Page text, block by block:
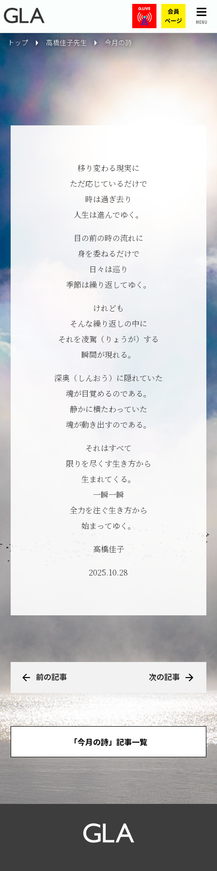
MENU
移り変わる現実に
ただ応じているだけで
時は過ぎ去り
人生は進んでゆく。
目の前の時の流れに
身を委ねるだけで
日々は巡り
季節は繰り返してゆく。
けれども
そんな繰り返しの中に
それを凌駕（りょうが）する
瞬間が現れる。
深奥（しんおう）に隠れていた
魂が目覚めるのである。
静かに横たわっていた
魂が動き出すのである。
それはすべて
限りを尽くす生き方から
生まれてくる。
一瞬一瞬
全力を注ぐ生き方から
始まってゆく。
高橋佳子
2025.10.28
前の記事 次の記事
「今月の詩」記事一覧
トップ 高橋佳子先生 今月の詩